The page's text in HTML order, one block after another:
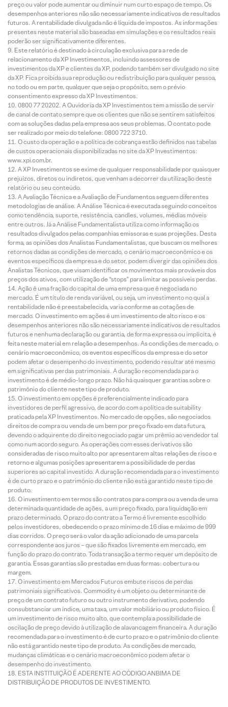
preço ou valor pode aumentar ou diminuir num curto espaço de tempo. Os
desempenhos anteriores não são necessariamente indicativos de resultados
futuros. A rentabilidade divulgada não é líquida de impostos. As informações
presentes neste material são baseadas em simulações e os resultados reais
poderão ser significativamente diferentes.
Este relatório é destinado à circulação exclusiva para a rede de
relacionamento da XP Investimentos, incluindo assessores de
investimentos da XP e clientes da XP, podendo também ser divulgado no site
da XP. Fica proibida sua reprodução ou redistribuição para qualquer pessoa,
no todo ou em parte, qualquer que seja o propósito, sem o prévio
consentimento expresso da XP Investimentos.
0800 77 20202. A Ouvidoria da XP Investimentos tem a missão de servir
de canal de contato sempre que os clientes que não se sentirem satisfeitos
com as soluções dadas pela empresa aos seus problemas. O contato pode
ser realizado por meio do telefone: 0800 722 3710.
O custo da operação e a política de cobrança estão definidos nas tabelas
de custos operacionais disponibilizadas no site da XP Investimentos:
www.xpi.com.br.
A XP Investimentos se exime de qualquer responsabilidade por quaisquer
prejuízos, diretos ou indiretos, que venham a decorrer da utilização deste
relatório ou seu conteúdo.
A Avaliação Técnica e a Avaliação de Fundamentos seguem diferentes
metodologias de análise. A Análise Técnica é executada seguindo conceitos
como tendência, suporte, resistência, candles, volumes, médias móveis
entre outros. Já a Análise Fundamentalista utiliza como informação os
resultados divulgados pelas companhias emissoras e suas projeções. Desta
forma, as opiniões dos Analistas Fundamentalistas, que buscam os melhores
retornos dadas as condições de mercado, o cenário macroeconômico e os
eventos específicos da empresa e do setor, podem divergir das opiniões dos
Analistas Técnicos, que visam identificar os movimentos mais prováveis dos
preços dos ativos, com utilização de “stops” para limitar as possíveis perdas.
Ação é uma fração do capital de uma empresa que é negociada no
mercado. É um título de renda variável, ou seja, um investimento no qual a
rentabilidade não é preestabelecida, varia conforme as cotações de
mercado. O investimento em ações é um investimento de alto risco e os
desempenhos anteriores não são necessariamente indicativos de resultados
futuros e nenhuma declaração ou garantia, de forma expressa ou implícita, é
feita neste material em relação a desempenhos. As condições de mercado, o
cenário macroeconômico, os eventos específicos da empresa e do setor
podem afetar o desempenho do investimento, podendo resultar até mesmo
em significativas perdas patrimoniais. A duração recomendada para o
investimento é de médio-longo prazo. Não há quaisquer garantias sobre o
patrimônio do cliente neste tipo de produto.
O investimento em opções é preferencialmente indicado para
investidores de perfil agressivo, de acordo com a política de suitability
praticada pela XP Investimentos. No mercado de opções, são negociados
direitos de compra ou venda de um bem por preço fixado em data futura,
devendo o adquirente do direito negociado pagar um prêmio ao vendedor tal
como num acordo seguro. As operações com esses derivativos são
consideradas de risco muito alto por apresentarem altas relações de risco e
retorno e algumas posições apresentarem a possibilidade de perdas
superiores ao capital investido. A duração recomendada para o investimento
é de curto prazo e o patrimônio do cliente não está garantido neste tipo de
produto.
O investimento em termos são contratos para compra ou a venda de uma
determinada quantidade de ações, a um preço fixado, para liquidação em
prazo determinado. O prazo do contrato a Termo é livremente escolhido
pelos investidores, obedecendo o prazo mínimo de 16 dias e máximo de 999
dias corridos. O preço será o valor da ação adicionado de uma parcela
correspondente aos juros – que são fixados livremente em mercado, em
função do prazo do contrato. Toda transação a termo requer um depósito de
garantia. Essas garantias são prestadas em duas formas: cobertura ou
margem.
O investimento em Mercados Futuros embute riscos de perdas
patrimoniais significativos. Commodity é um objeto ou determinante de
preço de um contrato futuro ou outro instrumento derivativo, podendo
consubstanciar um índice, uma taxa, um valor mobiliário ou produto físico. É
um investimento de risco muito alto, que contempla a possibilidade de
oscilação de preço devido à utilização de alavancagem financeira. A duração
recomendada para o investimento é de curto prazo e o patrimônio do cliente
não está garantido neste tipo de produto. As condições de mercado,
mudanças climáticas e o cenário macroeconômico podem afetar o
desempenho do investimento.
ESTA INSTITUIÇÃO É ADERENTE AO CÓDIGO ANBIMA DE
DISTRIBUIÇÃO DE PRODUTOS DE INVESTIMENTO.